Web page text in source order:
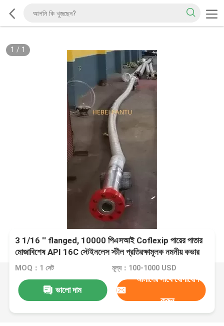
1 / 1
3 1/16 ′′ flanged, 10000 পিএসআই Coflexip পায়ের পাতার
মোজাবিশেষ API 16C স্টেইনলেস স্টীল প্রতিরক্ষামূলক নমনীয় কভার
সঙ্গে choke লাইন জন্য
MOQ：1 সেট মূল্য：100-1000 USD
ভালো দাম
আমাদের সাথে যোগাযোগ
করুন